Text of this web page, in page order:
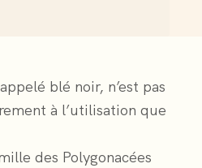
blé noir, n’est pas
à l’utilisation que
des Polygonacées